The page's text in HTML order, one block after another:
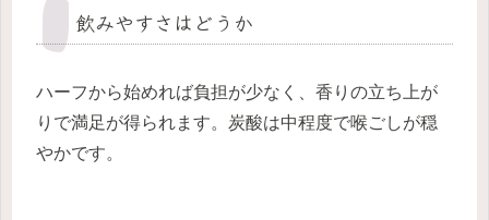
飲みやすさはどうか
ハーフから始めれば負担が少なく、香りの立ち上が
りで満足が得られます。炭酸は中程度で喉ごしが穏
やかです。